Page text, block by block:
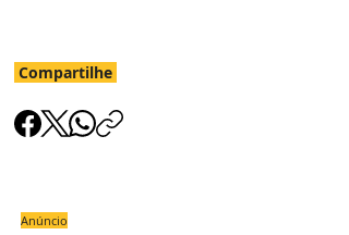
Compartilhe
Anúncio